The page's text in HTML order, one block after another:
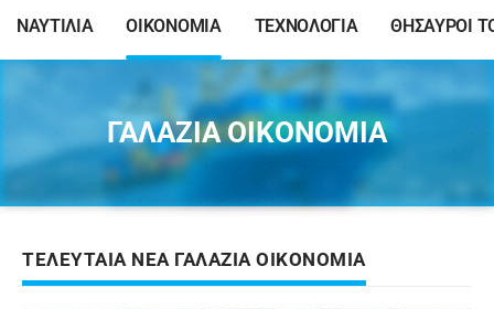
ΝΑΥΤΙΛΙΑ ΟΙΚΟΝΟΜΙΑ ΤΕΧΝΟΛΟΓΙΑ ΘΗΣΑΥΡΟΙ
ΓΑΛΑΖΙΑ ΟΙΚΟΝΟΜΙΑ
ΤΕΛΕΥΤΑΙΑ ΝΕΑ ΓΑΛΑΖΙΑ ΟΙΚΟΝΟΜΙΑ